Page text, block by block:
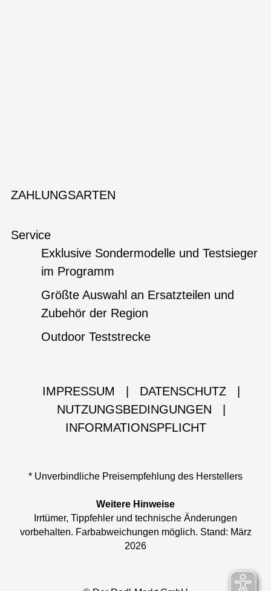
ZAHLUNGSARTEN
Service
Exklusive Sondermodelle und Testsieger
im Programm
Größte Auswahl an Ersatzteilen und
Zubehör der Region
Outdoor Teststrecke
IMPRESSUM DATENSCHUTZ
NUTZUNGSBEDINGUNGEN
INFORMATIONSPFLICHT
* Unverbindliche Preisempfehlung des Herstellers
Weitere Hinweise
Irrtümer, Tippfehler und technische Änderungen
vorbehalten. Farbabweichungen möglich. Stand: März
2026